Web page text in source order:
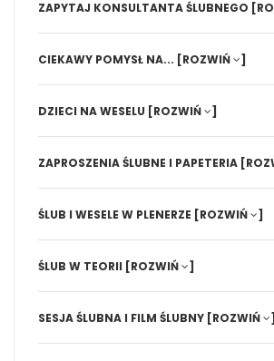
ZAPYTAJ KONSULTANTA ŚLUBNEGO
CIEKAWY POMYSŁ NA... [ROZWIŃ ]
DZIECI NA WESELU [ROZWIŃ ]
ZAPROSZENIA ŚLUBNE I PAPETERIA
ŚLUB I WESELE W PLENERZE [ROZWIŃ ]
ŚLUB W TEORII [ROZWIŃ ]
SESJA ŚLUBNA I FILM ŚLUBNY [ROZWIŃ ]